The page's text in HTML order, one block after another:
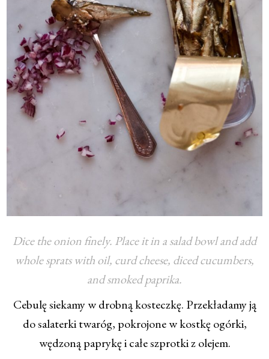
Dice the onion finely. Place it in a salad bowl and add
whole sprats with oil, curd cheese, diced cucumbers,
and smoked paprika.
Cebulę siekamy w drobną kosteczkę. Przekładamy ją
do salaterki twaróg, pokrojone w kostkę ogórki,
wędzoną paprykę i całe szprotki z olejem.